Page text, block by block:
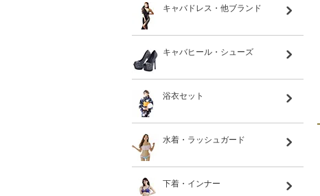
キャバドレス・他ブランド
キャバヒール・シューズ
浴衣セット
水着・ラッシュガード
下着・インナー